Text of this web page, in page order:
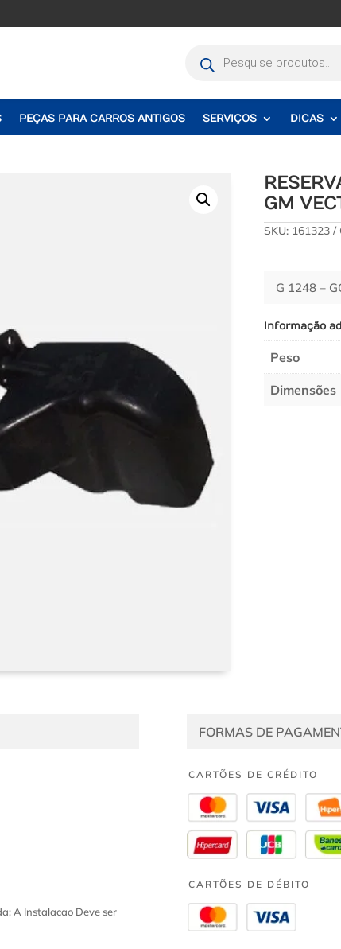
produtos
PEÇAS PARA CARROS ANTIGOS SERVIÇOS DICAS
GM
SKU: 161323
G 1248 –
Informação
Peso
Dimensões
A Instalacao Deve ser
FORMAS DE
CARTÕES DE CRÉDITO
CARTÕES DE DÉBITO